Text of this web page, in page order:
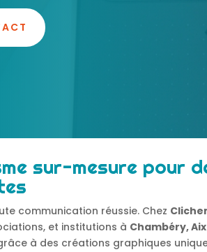
sur-mesure pour
communication réussie. Chez
et institutions à Chambéry,
à des créations graphiques